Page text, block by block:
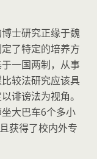
士研究正缘于魏
了特定的培养方
一国两制，从事
较法研究应该具
诽谤法为视角。
大巴车6个多小
获得了校内外专